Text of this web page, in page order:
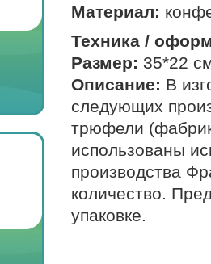
Материал:
Техника /
Размер: 35*22
Описание: В
следующих
трюфели
использованы
производства
количество.
упаковке.